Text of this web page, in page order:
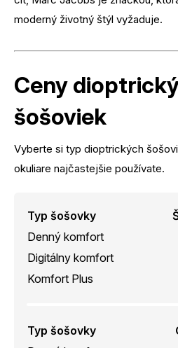
moderný životný štýl vyžaduje.
Ceny
šošoviek
Vyberte si typ dioptrických
okuliare najčastejšie používate.
Typ šošovky
Denný komfort
Digitálny komfort
Komfort Plus
Typ šošovky